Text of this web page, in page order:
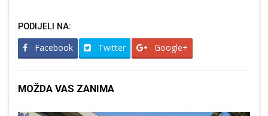
PODIJELI NA:
Facebook Twitter Google+
MOŽDA VAS ZANIMA